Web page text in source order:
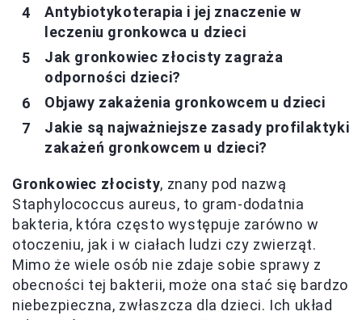
Antybiotykoterapia i jej znaczenie w
leczeniu gronkowca u dzieci
Jak gronkowiec złocisty zagraża
odporności dzieci?
Objawy zakażenia gronkowcem u dzieci
Jakie są najważniejsze zasady profilaktyki
zakażeń gronkowcem u dzieci?
Gronkowiec złocisty, znany pod nazwą
Staphylococcus aureus, to gram-dodatnia
bakteria, która często występuje zarówno w
otoczeniu, jak i w ciałach ludzi czy zwierząt.
Mimo że wiele osób nie zdaje sobie sprawy z
obecności tej bakterii, może ona stać się bardzo
niebezpieczna, zwłaszcza dla dzieci. Ich układ